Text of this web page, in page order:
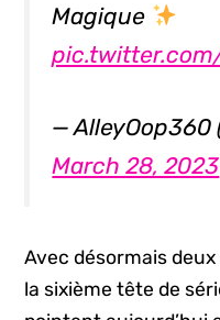
Magique
— AlleyOop360
March 28, 2023
Avec désormais
la sixième tête de